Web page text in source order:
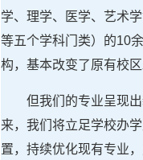
学、理学、医学、艺术
等五个学科门类）的10
构，基本改变了原有校
但我们的专业呈现
来，我们将立足学校办
置，持续优化现有专业